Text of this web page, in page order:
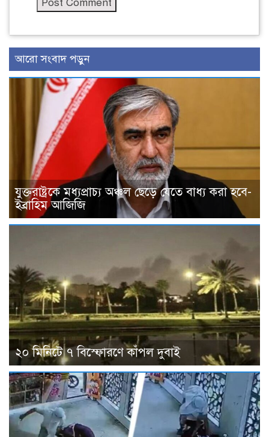
আরো সংবাদ পড়ুন
যুক্তরাষ্ট্রকে মধ্যপ্রাচ্য অঞ্চল ছেড়ে যেতে বাধ্য করা হবে-
ইব্রাহিম আজিজি
২০ মিনিটে ৭ বিস্ফোরণে কাঁপল দুবাই